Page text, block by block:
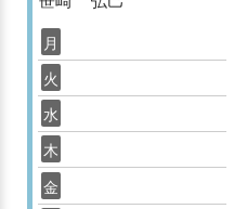
月
火
水
木
金